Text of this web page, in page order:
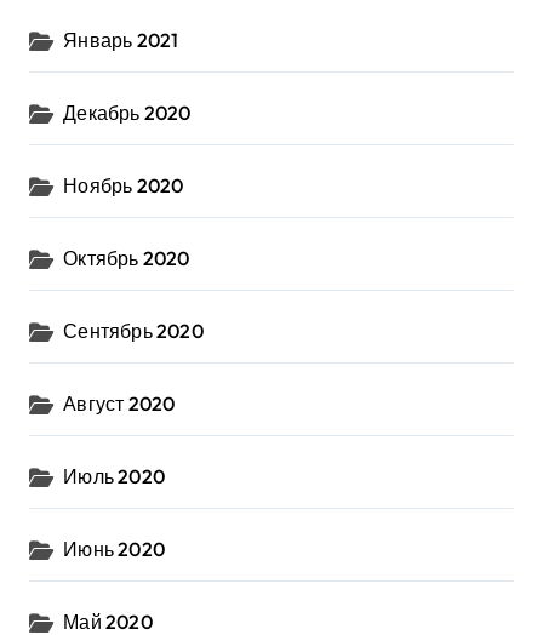
Январь 2021
Декабрь 2020
Ноябрь 2020
Октябрь 2020
Сентябрь 2020
Август 2020
Июль 2020
Июнь 2020
Май 2020